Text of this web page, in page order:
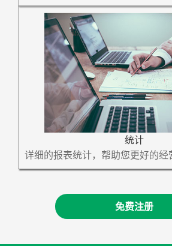
统计
详细的报表统计，帮助您更好的经
免费注册